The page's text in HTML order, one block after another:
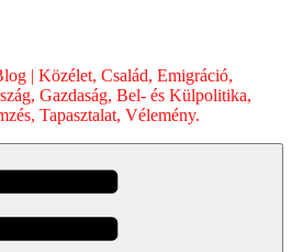
| Közélet, Család, Emigráció,
Gazdaság, Bel- és Külpolitika,
Tapasztalat, Vélemény.